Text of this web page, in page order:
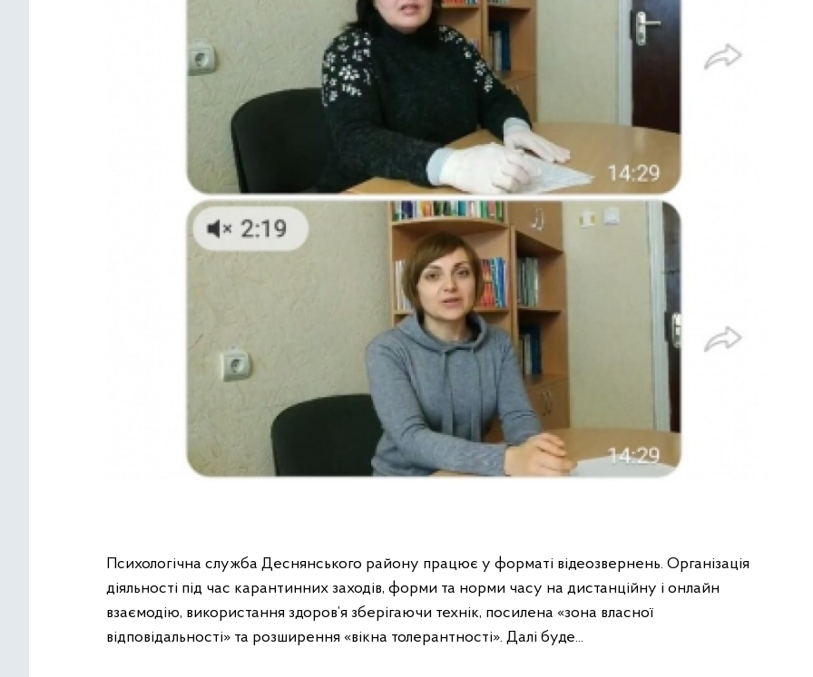
Психологічна служба Деснянського району працює у форматі відеозвернень. Організація
діяльності під час карантинних заходів, форми та норми часу на дистанційну і онлайн
взаємодію, використання здоров’я зберігаючи технік, посилена «зона власної
відповідальності» та розширення «вікна толерантності». Далі буде...